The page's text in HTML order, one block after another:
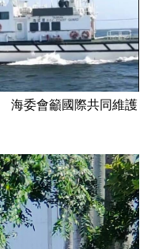
海委會籲國際共同維護